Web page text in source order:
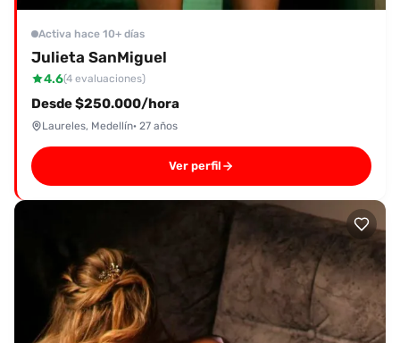
Activa hace 10+ días
Julieta SanMiguel
4.6(4 evaluaciones)
Desde $250.000/hora
Laureles, Medellín· 27 años
Ver perfil